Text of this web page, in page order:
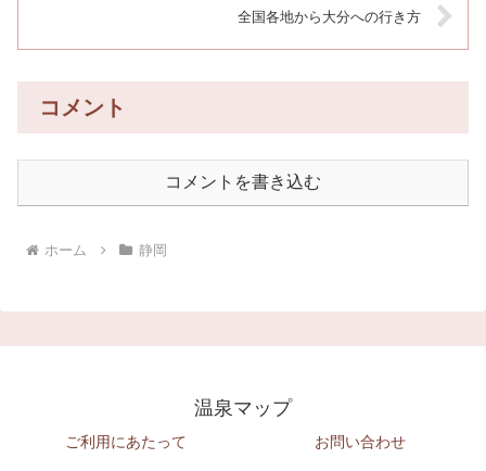
全国各地から大分への行き方
コメント
コメントを書き込む
ホーム 静岡
温泉マップ
ご利用にあたって お問い合わせ